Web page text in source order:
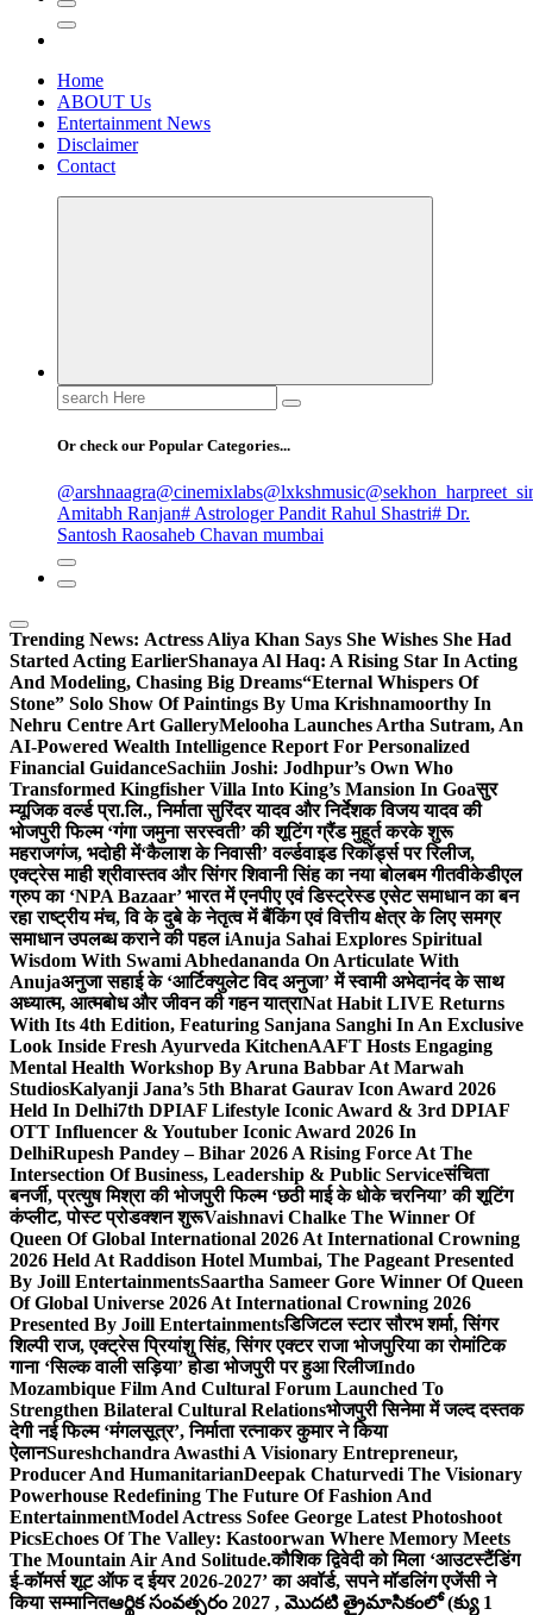
Home
ABOUT Us
Entertainment News
Disclaimer
Contact
Search
for:
Or check our Popular Categories...
@arshnaagra@cinemixlabs@lxkshmusic
Amitabh Ranjan# Astrologer Pandit Rahul Shastri# Dr.
Santosh Raosaheb Chavan mumbai
Trending News: Actress Aliya Khan Says She Wishes She Had
Started Acting EarlierShanaya Al Haq: A Rising Star In Acting
And Modeling, Chasing Big Dreams“Eternal Whispers Of
Stone” Solo Show Of Paintings By Uma Krishnamoorthy In
Nehru Centre Art GalleryMelooha Launches Artha Sutram, An
AI-Powered Wealth Intelligence Report For Personalized
Financial GuidanceSachiin Joshi: Jodhpur’s Own Who
Transformed Kingfisher Villa Into King’s Mansion In Goaसुर
म्यूजिक वर्ल्ड प्रा.लि., निर्माता सुरिंदर यादव और निर्देशक विजय यादव की
भोजपुरी फिल्म ‘गंगा जमुना सरस्वती’ की शूटिंग ग्रैंड मुहूर्त करके शुरू
महराजगंज, भदोही में‘कैलाश के निवासी’ वर्ल्डवाइड रिकॉर्ड्स पर रिलीज,
एक्ट्रेस माही श्रीवास्तव और सिंगर शिवानी सिंह का नया बोलबम गीतवीकेडीएल
ग्रुप का ‘NPA Bazaar’ भारत में एनपीए एवं डिस्ट्रेस्ड एसेट समाधान का बन
रहा राष्ट्रीय मंच, वि के दुबे के नेतृत्व में बैंकिंग एवं वित्तीय क्षेत्र के लिए समग्र
समाधान उपलब्ध कराने की पहल iAnuja Sahai Explores Spiritual
Wisdom With Swami Abhedananda On Articulate With
Anujaअनुजा सहाई के ‘आर्टिक्युलेट विद अनुजा’ में स्वामी अभेदानंद के साथ
अध्यात्म, आत्मबोध और जीवन की गहन यात्राNat Habit LIVE Returns
With Its 4th Edition, Featuring Sanjana Sanghi In An Exclusive
Look Inside Fresh Ayurveda KitchenAAFT Hosts Engaging
Mental Health Workshop By Aruna Babbar At Marwah
StudiosKalyanji Jana’s 5th Bharat Gaurav Icon Award 2026
Held In Delhi7th DPIAF Lifestyle Iconic Award & 3rd DPIAF
OTT Influencer & Youtuber Iconic Award 2026 In
DelhiRupesh Pandey – Bihar 2026 A Rising Force At The
Intersection Of Business, Leadership & Public Serviceसंचिता
बनर्जी, प्रत्युष मिश्रा की भोजपुरी फिल्म ‘छठी माई के धोके चरनिया’ की शूटिंग
कंप्लीट, पोस्ट प्रोडक्शन शुरूVaishnavi Chalke The Winner Of
Queen Of Global International 2026 At International Crowning
2026 Held At Raddison Hotel Mumbai, The Pageant Presented
By Joill EntertainmentsSaartha Sameer Gore Winner Of Queen
Of Global Universe 2026 At International Crowning 2026
Presented By Joill Entertainmentsडिजिटल स्टार सौरभ शर्मा, सिंगर
शिल्पी राज, एक्ट्रेस प्रियांशु सिंह, सिंगर एक्टर राजा भोजपुरिया का रोमांटिक
गाना ‘सिल्क वाली सड़िया’ होडा भोजपुरी पर हुआ रिलीजIndo
Mozambique Film And Cultural Forum Launched To
Strengthen Bilateral Cultural Relationsभोजपुरी सिनेमा में जल्द दस्तक
देगी नई फिल्म ‘मंगलसूत्र’, निर्माता रत्नाकर कुमार ने किया
ऐलानSureshchandra Awasthi A Visionary Entrepreneur,
Producer And HumanitarianDeepak Chaturvedi The Visionary
Powerhouse Redefining The Future Of Fashion And
EntertainmentModel Actress Sofee George Latest Photoshoot
PicsEchoes Of The Valley: Kastoorwan Where Memory Meets
The Mountain Air And Solitude.कौशिक द्विवेदी को मिला ‘आउटस्टैंडिंग
ई-कॉमर्स शूट ऑफ द ईयर 2026-2027’ का अवॉर्ड, सपने मॉडलिंग एजेंसी ने
किया सम्मानितఆర్థిక సంవత్సరం 2027 , మొదటి త్రైమాసికంలో (క్యు 1